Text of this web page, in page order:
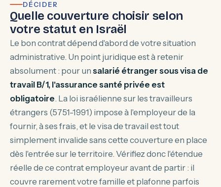
DÉCIDER
Quelle couverture choisir selon
votre statut en Israël
Le bon contrat dépend d'abord de votre situation
administrative. Un point juridique est à retenir
absolument : pour un salarié étranger sous visa de
travail B/1, l'assurance santé privée est
obligatoire. La loi israélienne sur les travailleurs
étrangers (5751-1991) impose à l'employeur de la
fournir, à ses frais, et le visa de travail est tout
simplement invalide sans cette couverture en place
dès l'entrée sur le territoire. Vérifiez donc l'étendue
réelle de ce contrat employeur avant de partir : il
couvre rarement votre famille et plafonne parfois